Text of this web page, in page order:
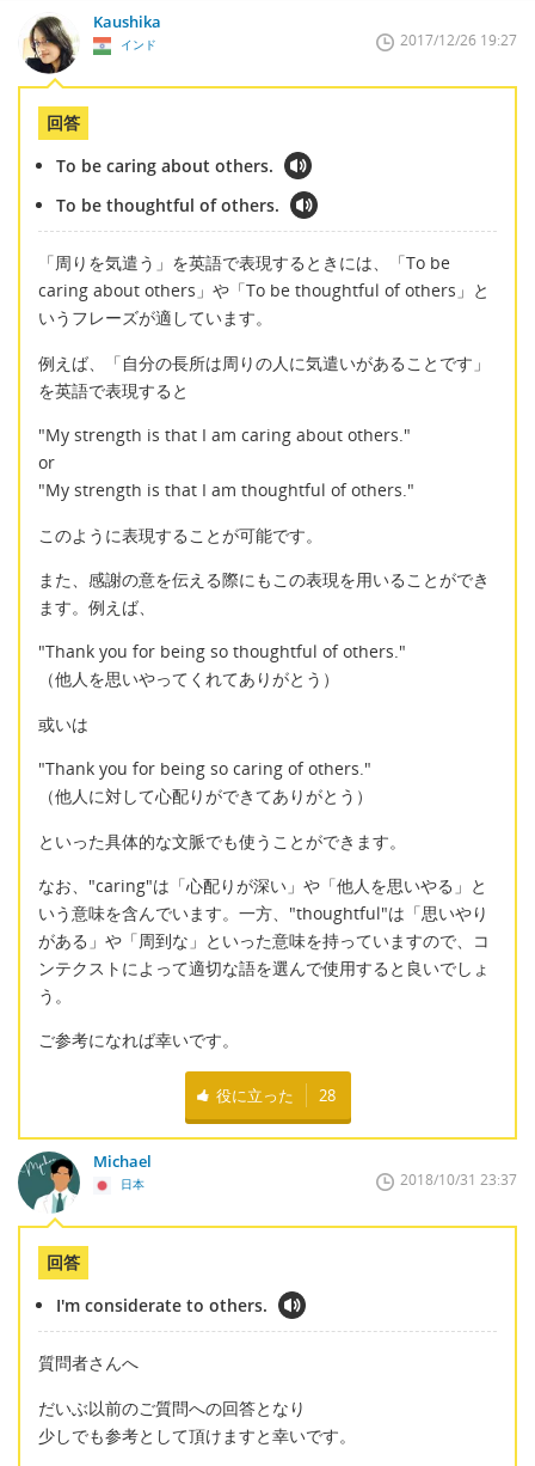
Kaushika
インド 2017/12/26 19:27
回答
To be caring about others.
To be thoughtful of others.
「周りを気遣う」を英語で表現するときには、「To be
caring about others」や「To be thoughtful of others」と
いうフレーズが適しています。
例えば、「自分の長所は周りの人に気遣いがあることです」
を英語で表現すると
"My strength is that I am caring about others."
or
"My strength is that I am thoughtful of others."
このように表現することが可能です。
また、感謝の意を伝える際にもこの表現を用いることができ
ます。例えば、
"Thank you for being so thoughtful of others."
（他人を思いやってくれてありがとう）
或いは
"Thank you for being so caring of others."
（他人に対して心配りができてありがとう）
といった具体的な文脈でも使うことができます。
なお、"caring"は「心配りが深い」や「他人を思いやる」と
いう意味を含んでいます。一方、"thoughtful"は「思いやり
がある」や「周到な」といった意味を持っていますので、コ
ンテクストによって適切な語を選んで使用すると良いでしょ
う。
ご参考になれば幸いです。
役に立った 28
Michael
日本 2018/10/31 23:37
回答
I'm considerate to others.
質問者さんへ
だいぶ以前のご質問への回答となり
少しでも参考として頂けますと幸いです。